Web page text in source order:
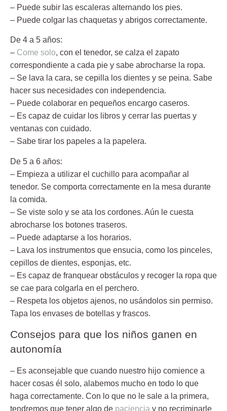
– Puede subir las escaleras alternando los pies.
– Puede colgar las chaquetas y abrigos correctamente.
De 4 a 5 años:
– Come solo, con el tenedor, se calza el zapato
correspondiente a cada pie y sabe abrocharse la ropa.
– Se lava la cara, se cepilla los dientes y se peina. Sabe
hacer sus necesidades con independencia.
– Puede colaborar en pequeños encargo caseros.
– Es capaz de cuidar los libros y cerrar las puertas y
ventanas con cuidado.
– Sabe tirar los papeles a la papelera.
De 5 a 6 años:
– Empieza a utilizar el cuchillo para acompañar al
tenedor. Se comporta correctamente en la mesa durante
la comida.
– Se viste solo y se ata los cordones. Aún le cuesta
abrocharse los botones traseros.
– Puede adaptarse a los horarios.
– Lava los instrumentos que ensucia, como los pinceles,
cepillos de dientes, esponjas, etc.
– Es capaz de franquear obstáculos y recoger la ropa que
se cae para colgarla en el perchero.
– Respeta los objetos ajenos, no usándolos sin permiso.
Tapa los envases de botellas y frascos.
Consejos para que los niños ganen en
autonomía
– Es aconsejable que cuando nuestro hijo comience a
hacer cosas él solo, alabemos mucho en todo lo que
haga correctamente. Con lo que no le sale a la primera,
tendremos que tener algo de paciencia y no recriminarle